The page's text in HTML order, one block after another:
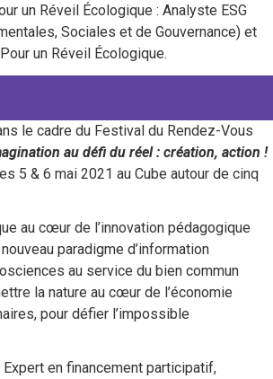
un Réveil Écologique : Analyste ESG
Sociales et de Gouvernance) et
un Réveil Écologique.
le cadre du Festival du Rendez-Vous
au défi du réel : création, action !
5 & 6 mai 2021 au Cube autour de cinq
au cœur de l’innovation pédagogique
paradigme d’information
au service du bien commun
la nature au cœur de l’économie
pour défier l’impossible
en financement participatif,